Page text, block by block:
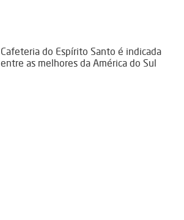
Cafeteria do Espírito Santo é indicada
entre as melhores da América do Sul